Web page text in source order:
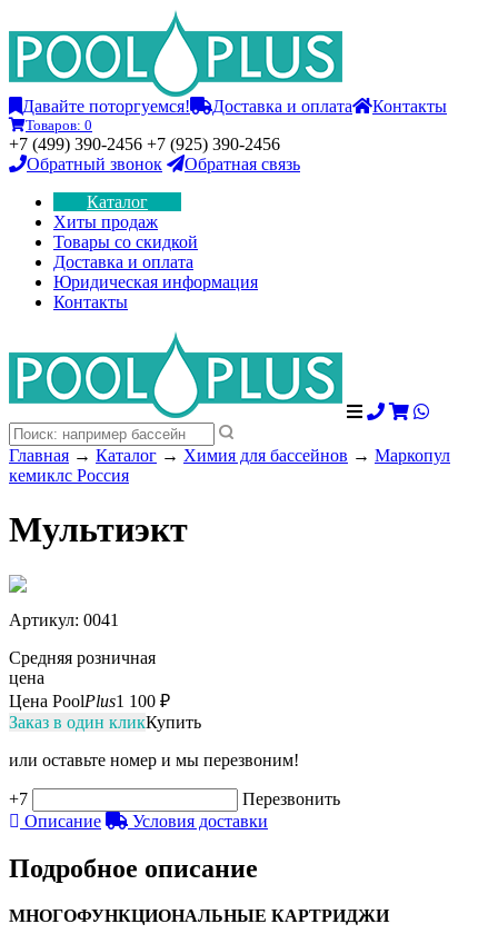
Давайте поторгуемся! Доставка и оплата Контакты
Товаров: 0
+7 (499) 390-2456 +7 (925) 390-2456
Обратный звонок
Обратная связь
Каталог
Хиты продаж
Товары со скидкой
Доставка и оплата
Юридическая информация
Контакты
Главная → Каталог → Химия для бассейнов → Маркопул
кемиклс Россия
Мультиэкт
Артикул: 0041
Средняя розничная
цена
Цена PoolPlus1 100 ₽
Заказ в один кликКупить
или оставьте номер и мы перезвоним!
+7
Перезвонить
Описание
Условия доставки
Подробное описание
МНОГОФУНКЦИОНАЛЬНЫЕ КАРТРИДЖИ